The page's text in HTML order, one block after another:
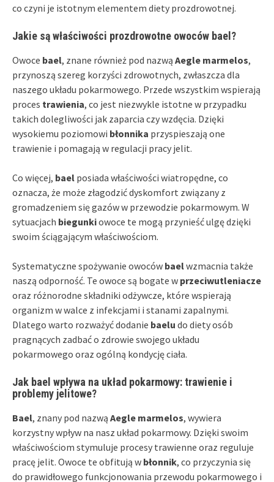
co czyni je istotnym elementem diety prozdrowotnej.
Jakie są właściwości prozdrowotne owoców bael?
Owoce bael, znane również pod nazwą Aegle marmelos,
przynoszą szereg korzyści zdrowotnych, zwłaszcza dla
naszego układu pokarmowego. Przede wszystkim wspierają
proces trawienia, co jest niezwykle istotne w przypadku
takich dolegliwości jak zaparcia czy wzdęcia. Dzięki
wysokiemu poziomowi błonnika przyspieszają one
trawienie i pomagają w regulacji pracy jelit.
Co więcej, bael posiada właściwości wiatropędne, co
oznacza, że może złagodzić dyskomfort związany z
gromadzeniem się gazów w przewodzie pokarmowym. W
sytuacjach biegunkiowoce te mogą przynieść ulgę dzięki
swoim ściągającym właściwościom.
Systematyczne spożywanie owoców baelwzmacnia także
naszą odporność. Te owoce są bogate w przeciwutleniacze
oraz różnorodne składniki odżywcze, które wspierają
organizm w walce z infekcjami i stanami zapalnymi.
Dlatego warto rozważyć dodanie baelu do diety osób
pragnących zadbać o zdrowie swojego układu
pokarmowego oraz ogólną kondycję ciała.
Jak bael wpływa na układ pokarmowy: trawienie i
problemy jelitowe?
Bael, znany pod nazwą Aegle marmelos, wywiera
korzystny wpływ na nasz układ pokarmowy. Dzięki swoim
właściwościom stymuluje procesy trawienne oraz reguluje
pracę jelit. Owoce te obfitują w błonnik, co przyczynia się
do prawidłowego funkcjonowania przewodu pokarmowego i